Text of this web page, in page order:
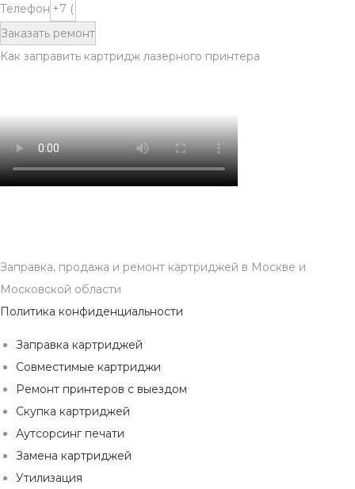
Телефон
Заказать ремонт
Как заправить картридж лазерного принтера
Заправка, продажа и ремонт картриджей в Москве и
Московской области
Политика конфиденциальности
Заправка картриджей
Совместимые картриджи
Ремонт принтеров с выездом
Скупка картриджей
Аутсорсинг печати
Замена картриджей
Утилизация